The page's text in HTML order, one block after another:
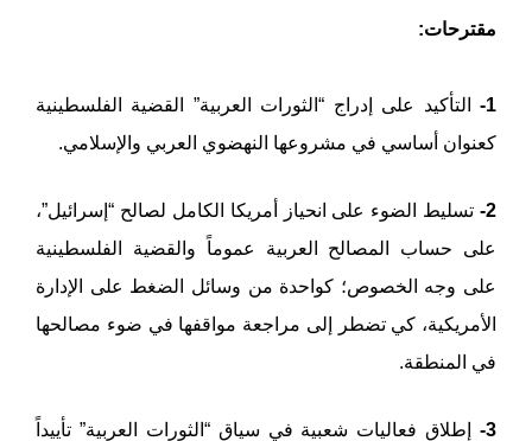
مقترحات:
1-
التأكيد على إدراج “الثورات العربية” القضية الفلسطينية
كعنوان أساسي في مشروعها النهضوي العربي والإسلامي.
2- تسليط الضوء على انحياز أمريكا الكامل لصالح “إسرائيل”،
على حساب المصالح العربية عموماً والقضية الفلسطينية
على وجه الخصوص؛ كواحدة من وسائل الضغط على الإدارة
الأمريكية، كي تضطر إلى مراجعة مواقفها في ضوء مصالحها
في المنطقة.
3-
إطلاق فعاليات شعبية في سياق “الثورات العربية” تأييداً